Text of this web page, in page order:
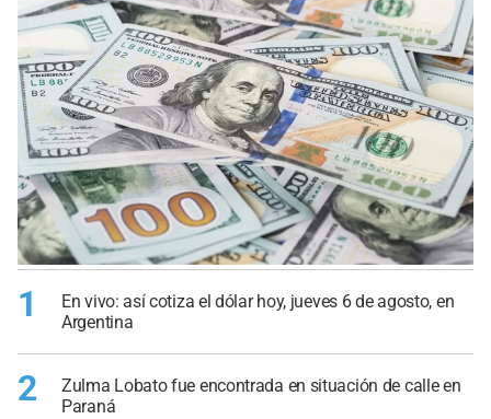
1
En vivo: así cotiza el dólar hoy, jueves 6 de agosto, en
Argentina
2
Zulma Lobato fue encontrada en situación de calle en
Paraná